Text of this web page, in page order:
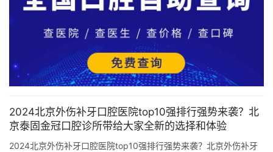
2024北京外伤补牙口腔医院top10强排行强势来袭？北
京泰固金冠口腔诊所带给大家全新的选择和体验
2024北京外伤补牙口腔医院top10强排行强势来袭？北京外伤补牙